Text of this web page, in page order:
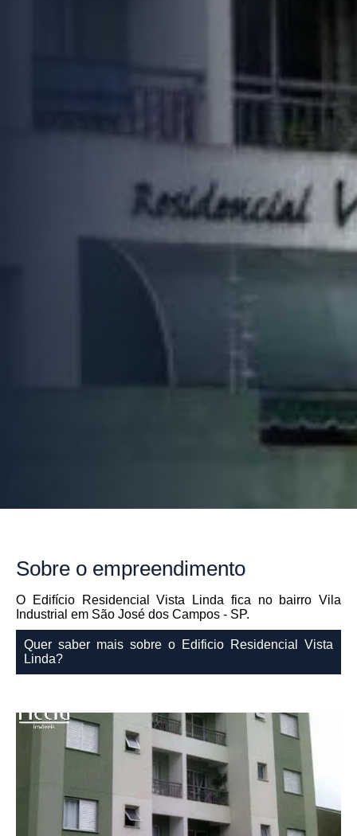
Sobre o empreendimento
O Edifício Residencial Vista Linda fica no bairro Vila
Industrial em São José dos Campos - SP.
Quer saber mais sobre o Edificio Residencial Vista
Linda?